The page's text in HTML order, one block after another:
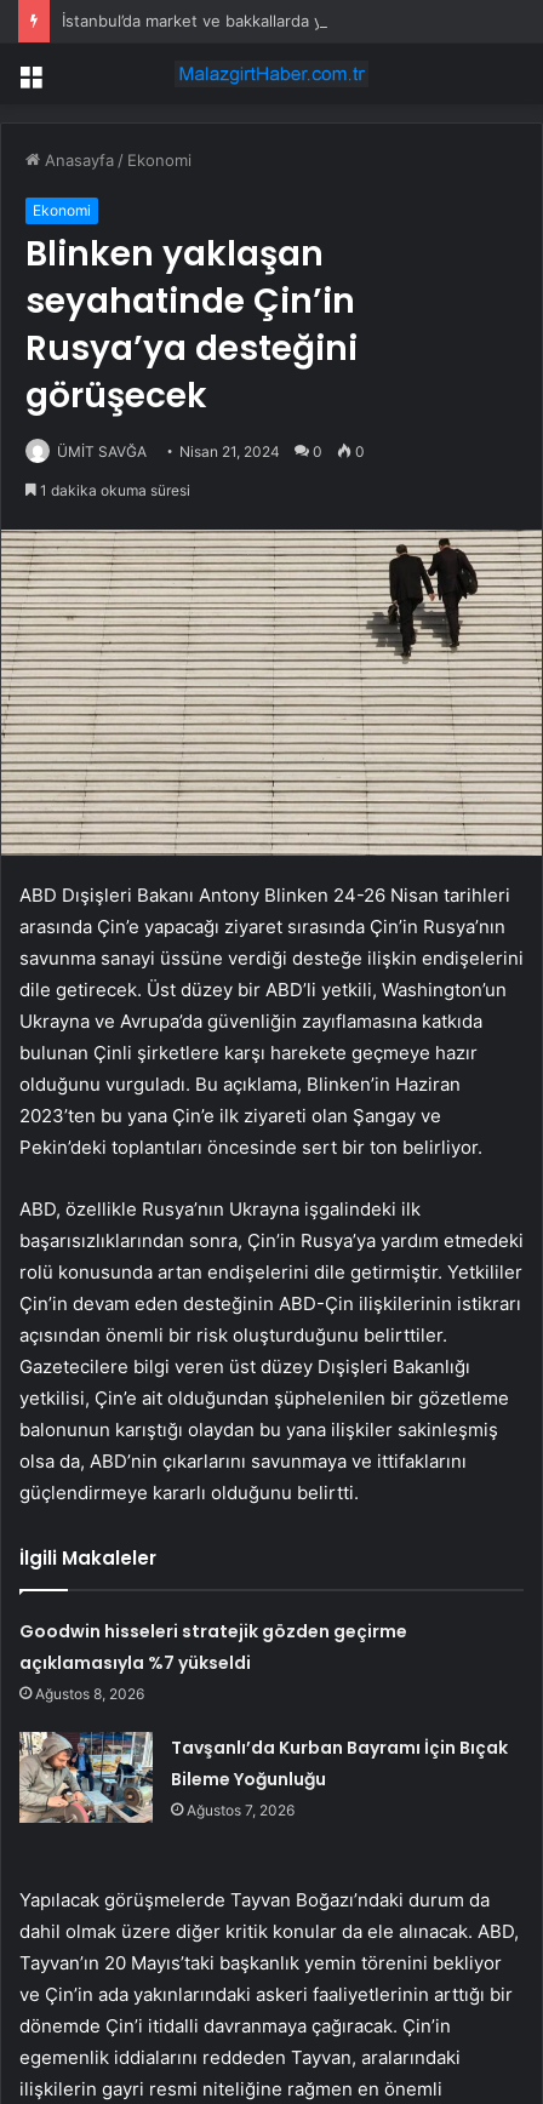
Menü
Anasayfa / Ekonomi
Ekonomi
Blinken yaklaşan
seyahatinde Çin’in
Rusya’ya desteğini
görüşecek
ÜMİT SAVĞA Nisan 21, 2024 0 0
1 dakika okuma süresi
ABD Dışişleri Bakanı Antony Blinken 24-26 Nisan tarihleri
arasında Çin’e yapacağı ziyaret sırasında Çin’in Rusya’nın
savunma sanayi üssüne verdiği desteğe ilişkin endişelerini
dile getirecek. Üst düzey bir ABD’li yetkili, Washington’un
Ukrayna ve Avrupa’da güvenliğin zayıflamasına katkıda
bulunan Çinli şirketlere karşı harekete geçmeye hazır
olduğunu vurguladı. Bu açıklama, Blinken’in Haziran
2023’ten bu yana Çin’e ilk ziyareti olan Şangay ve
Pekin’deki toplantıları öncesinde sert bir ton belirliyor.
ABD, özellikle Rusya’nın Ukrayna işgalindeki ilk
başarısızlıklarından sonra, Çin’in Rusya’ya yardım etmedeki
rolü konusunda artan endişelerini dile getirmiştir. Yetkililer
Çin’in devam eden desteğinin ABD-Çin ilişkilerinin istikrarı
açısından önemli bir risk oluşturduğunu belirttiler.
Gazetecilere bilgi veren üst düzey Dışişleri Bakanlığı
yetkilisi, Çin’e ait olduğundan şüphelenilen bir gözetleme
balonunun karıştığı olaydan bu yana ilişkiler sakinleşmiş
olsa da, ABD’nin çıkarlarını savunmaya ve ittifaklarını
güçlendirmeye kararlı olduğunu belirtti.
İlgili Makaleler
Goodwin hisseleri stratejik gözden geçirme
açıklamasıyla %7 yükseldi
Ağustos 8, 2026
Tavşanlı’da Kurban Bayramı İçin Bıçak
Bileme Yoğunluğu
Ağustos 7, 2026
Yapılacak görüşmelerde Tayvan Boğazı’ndaki durum da
dahil olmak üzere diğer kritik konular da ele alınacak. ABD,
Tayvan’ın 20 Mayıs’taki başkanlık yemin törenini bekliyor
ve Çin’in ada yakınlarındaki askeri faaliyetlerinin arttığı bir
dönemde Çin’i itidalli davranmaya çağıracak. Çin’in
egemenlik iddialarını reddeden Tayvan, aralarındaki
ilişkilerin gayri resmi niteliğine rağmen en önemli